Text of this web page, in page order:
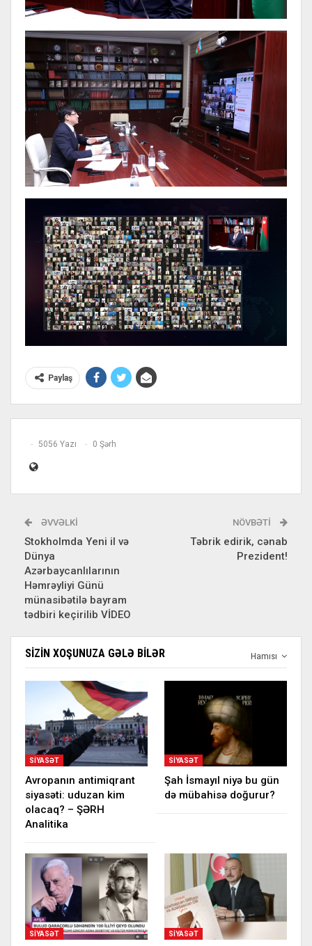
Paylaş
5056 Yazı 0 Şərh
ƏVVƏLKI
Stokholmda Yeni il və
Dünya
Azərbaycanlılarının
Həmrəyliyi Günü
münasibətilə bayram
tədbiri keçirilib VİDEO
NÖVBƏTI
Təbrik edirik, cənab
Prezident!
Hamısı
SIZIN XOŞUNUZA GƏLƏ BILƏR
SIYASƏT
Avropanın antimiqrant
siyasəti: uduzan kim
olacaq? – ŞƏRH
Analitika
SIYASƏT
Şah İsmayıl niyə bu gün
də mübahisə doğurur?
SIYASƏT SIYASƏT